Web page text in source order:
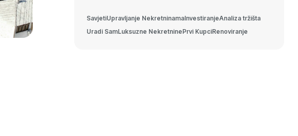
SavjetiUpravljanje NekretninamaInvestiranjeAnaliza tržišta
Uradi SamLuksuzne NekretninePrvi KupciRenoviranje